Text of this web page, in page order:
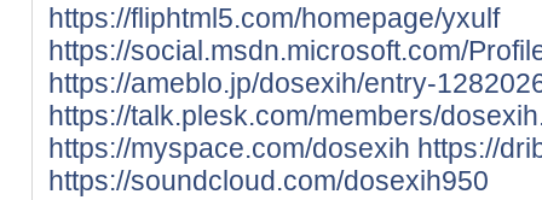
https://fliphtml5.com/homepage/yxulf
https://social.msdn.microsoft.com/
https://ameblo.jp/dosexih/entry-
https://talk.plesk.com/members/
https://myspace.com/dosexih https://
https://soundcloud.com/dosexih950